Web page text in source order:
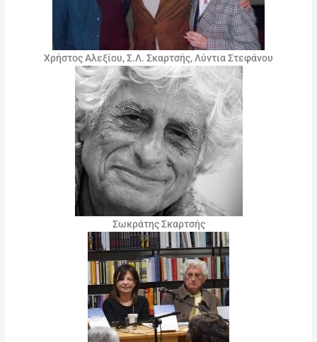
Χρήστος Αλεξίου, Σ.Λ. Σκαρτσής, Λύντια Στεφάνου
Σωκράτης Σκαρτσής